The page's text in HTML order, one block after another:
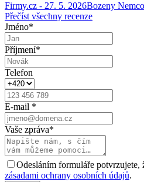
Firmy.cz - 27. 5. 2026Bozeny
Přečíst všechny recenze
Jméno*
Příjmení*
Telefon
E-mail *
Vaše zpráva*
Odesláním formuláře potvrzujete,
zásadami ochrany osobních údajů.